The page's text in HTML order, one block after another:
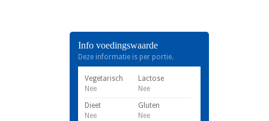
Info voedingswaarde
Deze informatie is per portie.
Vegetarisch
Nee
Lactose
Nee
Dieet
Nee
Gluten
Nee